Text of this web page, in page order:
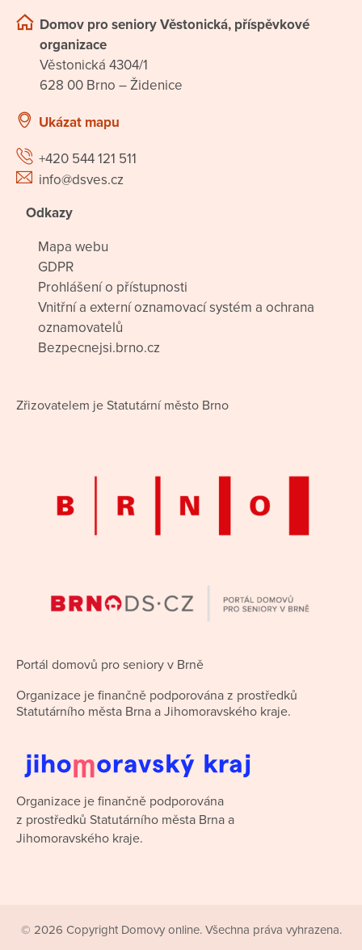
Domov pro seniory Věstonická, příspěvkové
organizace
Věstonická 4304/1
628 00 Brno – Židenice
Ukázat mapu
+420 544 121 511
info@dsves.cz
Odkazy
Mapa webu
GDPR
Prohlášení o přístupnosti
Vnitřní a externí oznamovací systém a ochrana
oznamovatelů
Bezpecnejsi.brno.cz
Zřizovatelem je Statutární město Brno
Portál domovů pro seniory v Brně
Organizace je finančně podporována z prostředků
Statutárního města Brna a Jihomoravského kraje.
Organizace je finančně podporována
z prostředků Statutárního města Brna a
Jihomoravského kraje.
© 2026 Copyright Domovy online. Všechna práva vyhrazena.